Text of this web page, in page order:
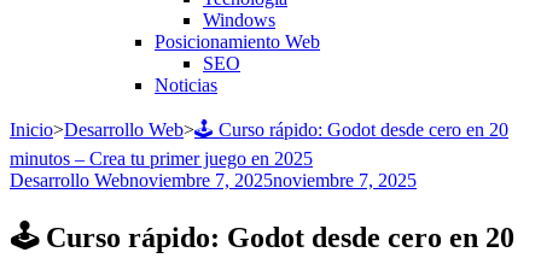
Windows
Posicionamiento Web
SEO
Noticias
Inicio>Desarrollo Web>🕹️ Curso rápido: Godot desde cero en 20
minutos – Crea tu primer juego en 2025
Desarrollo Webnoviembre 7, 2025noviembre 7, 2025
🕹️ Curso rápido: Godot desde cero en 20